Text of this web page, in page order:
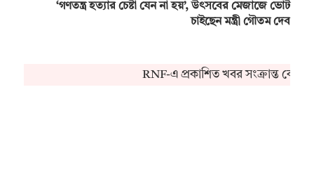
‘গণতন্ত্র হত্যার চেষ্টা যেন না হয়’, উৎসবের মেজাজে ভোট
চাইছেন মন্ত্রী গৌতম দেব
RNF-এ প্রকাশিত খবর সংক্রান্ত